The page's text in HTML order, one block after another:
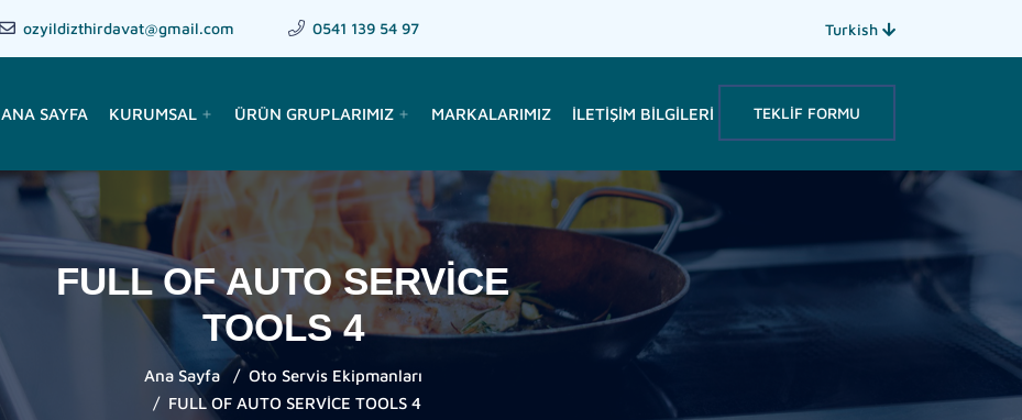
ozyildizthirdavat@gmail.com 0541 139 54 97 Turkish
TEKLIF FORMU
ANA SAYFA KURUMSAL add ÜRÜN GRUPLARIMIZ add MARKALARIMIZ İLETIŞIM BILGILERI
FULL OF AUTO SERVİCE
TOOLS 4
Ana Sayfa
Oto Servis Ekipmanları
FULL OF AUTO SERVİCE TOOLS 4